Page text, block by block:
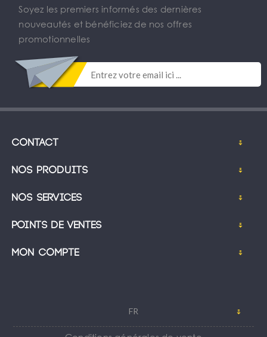
Soyez les premiers informés des dernières
nouveautés et bénéficiez de nos offres
promotionnelles
Contact
Nos produits
Nos services
Points de ventes
Mon compte
FR